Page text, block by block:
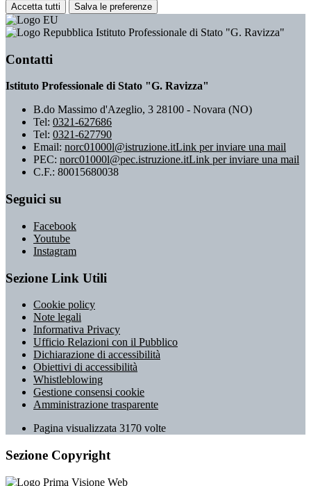
Accetta tutti Salva le preferenze
Istituto Professionale di Stato "G. Ravizza"
Contatti
Istituto Professionale di Stato "G. Ravizza"
B.do Massimo d'Azeglio, 3 28100 - Novara (NO)
Tel: 0321-627686
Tel: 0321-627790
Email: norc01000l@istruzione.itLink per inviare una mail
PEC: norc01000l@pec.istruzione.itLink per inviare una mail
C.F.: 80015680038
Seguici su
Facebook
Youtube
Instagram
Sezione Link Utili
Cookie policy
Note legali
Informativa Privacy
Ufficio Relazioni con il Pubblico
Dichiarazione di accessibilità
Obiettivi di accessibilità
Whistleblowing
Gestione consensi cookie
Amministrazione trasparente
Pagina visualizzata 3170 volte
Sezione Copyright